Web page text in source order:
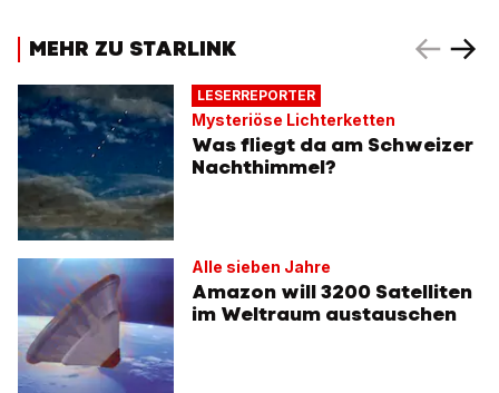
MEHR ZU STARLINK
LESERREPORTER
Mysteriöse Lichterketten
Was fliegt da am Schweizer
Nachthimmel?
Alle sieben Jahre
Amazon will 3200 Satelliten
im Weltraum austauschen